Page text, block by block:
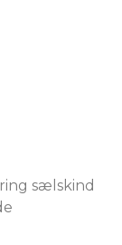
sælskind